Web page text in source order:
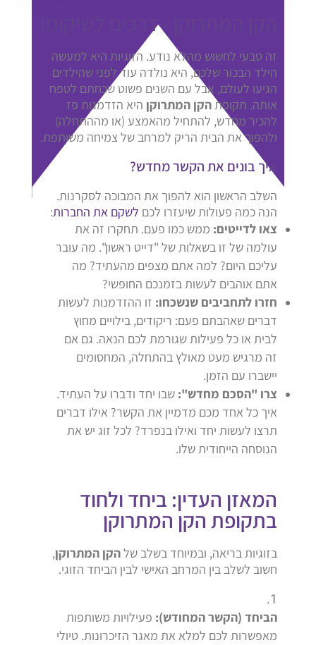
הקן המתרוקן - דרכים לשיקומו
זה טבעי לחשוש מהלא נודע. הזוגיות היא למעשה
הילד הבכור שלכם, היא נולדה עוד לפני שהילדים
הגיעו לעולם, אבל עם השנים פשוט שכחתם לטפח
אותה. תקופתהקן המתרוקן היא הזדמנות פז
להכיר מחדש, להתחיל מהאמצע (או מההתחלה)
ולהפוך את הבית הריק למרחב של צמיחה משותפת.
איך בונים את הקשר מחדש?
השלב הראשון הוא להפוך את המבוכה לסקרנות.
הנה כמה פעולות שיעזרו לכם לשקם את החברות:
צאו לדייטים: ממש כמו פעם. תחקרו זה את
עולמה של זו בשאלות של "דייט ראשון". מה עובר
עליכם היום? למה אתם מצפים מהעתיד? מה
אתם אוהבים לעשות בזמנכם החופשי?
חזרו לתחביבים שנשכחו: זו ההזדמנות לעשות
דברים שאהבתם פעם: ריקודים, בילויים מחוץ
לבית או כל פעילות שגורמת לכם הנאה. גם אם
זה מרגיש מעט מאולץ בהתחלה, המחסומים
יישברו עם הזמן.
צרו "הסכם מחדש": שבו יחד ודברו על העתיד.
איך כל אחד מכם מדמיין את הקשר? אילו דברים
תרצו לעשות יחד ואילו בנפרד? לכל זוג יש את
הנוסחה הייחודית שלו.
המאזן העדין: ביחד ולחוד
בתקופת הקן המתרוקן
בזוגיות בריאה, ובמיוחד בשלב שלהקן המתרוקן,
חשוב לשלב בין המרחב האישי לבין הביחד הזוגי.
הביחד (הקשר המחודש): פעילויות משותפות
מאפשרות לכם למלא את מאגר הזיכרונות. טיולי